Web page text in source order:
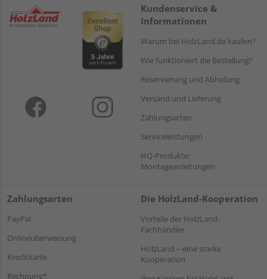
Kundenservice &
Informationen
Warum bei HolzLand.de kaufen?
Wie funktioniert die Bestellung?
Reservierung und Abholung
Versand und Lieferung
Zahlungsarten
Serviceleistungen
HQ-Produkte:
Montageanleitungen
Zahlungsarten
PayPal
Onlineüberweisung
Kreditkarte
Rechnung*
Die HolzLand-Kooperation
Vorteile der HolzLand-
Fachhändler
HolzLand – eine starke
Kooperation